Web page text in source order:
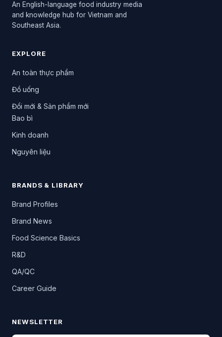
An English-language food industry media
and knowledge hub for Vietnam and
Southeast Asia.
EXPLORE
An toàn thực phẩm
Đồ uống
Đổi mới & Sản phẩm mới
Bao bì
Kinh doanh
Nguyên liệu
BRANDS & LIBRARY
Brand Profiles
Brand News
Food Science Basics
R&D
QA/QC
Career Guide
NEWSLETTER